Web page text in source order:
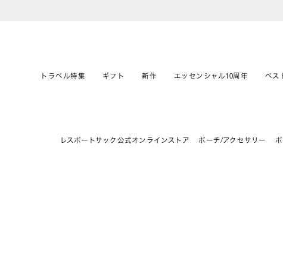
トラベル特集 ギフト 新作 エッセンシャル10周年 ベス
レスポートサック公式オンラインストア ポーチ/アクセサリー